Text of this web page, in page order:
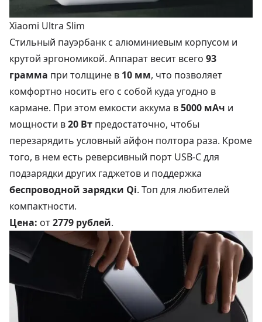
Xiaomi Ultra Slim
Стильный пауэрбанк с алюминиевым корпусом и
крутой эргономикой. Аппарат весит всего 93
грамма при толщине в 10 мм, что позволяет
комфортно носить его с собой куда угодно в
кармане. При этом емкости аккума в5000 мАч и
мощности в20 Вт предостаточно, чтобы
перезарядить условный айфон полтора раза. Кроме
того, в нем есть реверсивный порт USB-C для
подзарядки других гаджетов и поддержка
беспроводной зарядки Qi. Топ для любителей
компактности.
Цена: от2779 рублей.